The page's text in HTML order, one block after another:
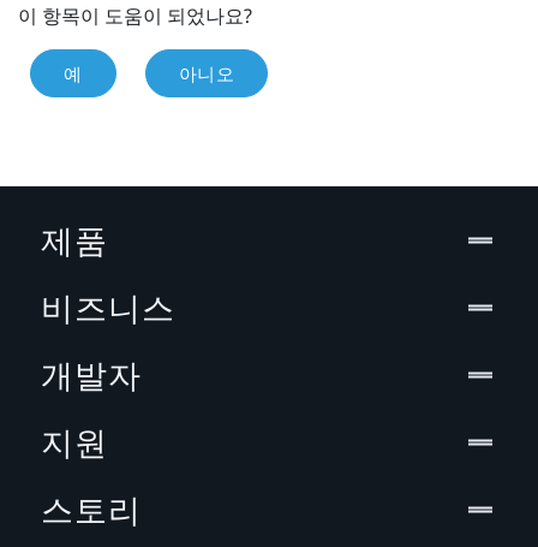
이 항목이 도움이 되었나요?
예 아니오
제품
비즈니스
개발자
지원
스토리